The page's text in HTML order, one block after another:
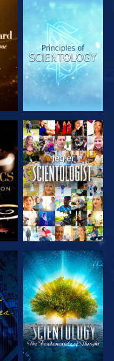
UTFORSK
SERIEN
SE
UTFORSK
SERIEN